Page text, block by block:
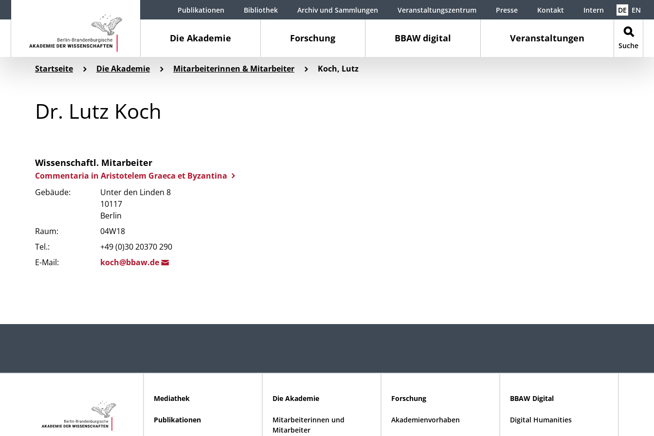
Die Akademie Forschung BBAW digital Veranstaltungen
Suche
Publikationen Bibliothek Archiv und Sammlungen Veranstaltungszentrum Presse Kontakt Intern DE EN
Startseite Die Akademie Mitarbeiterinnen & Mitarbeiter Koch, Lutz
Dr. Lutz Koch
Wissenschaftl. Mitarbeiter
Commentaria in Aristotelem Graeca et Byzantina
Gebäude:
Unter den Linden 8
10117
Berlin
Raum:
04W18
Tel.:
+49 (0)30 20370 290
E-Mail:
koch@bbaw.de
Mediathek
Publikationen
Die Akademie
Mitarbeiterinnen und
Mitarbeiter
Forschung
Akademienvorhaben
BBAW Digital
Digital Humanities